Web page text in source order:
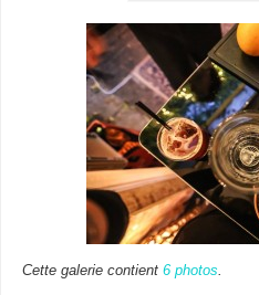
Cette galerie contient 6 photos.